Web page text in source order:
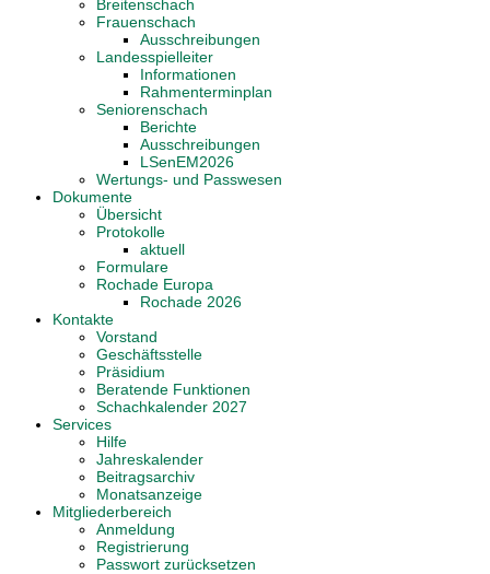
Breitenschach
Frauenschach
Ausschreibungen
Landesspielleiter
Informationen
Rahmenterminplan
Seniorenschach
Berichte
Ausschreibungen
LSenEM2026
Wertungs- und Passwesen
Dokumente
Übersicht
Protokolle
aktuell
Formulare
Rochade Europa
Rochade 2026
Kontakte
Vorstand
Geschäftsstelle
Präsidium
Beratende Funktionen
Schachkalender 2027
Services
Hilfe
Jahreskalender
Beitragsarchiv
Monatsanzeige
Mitgliederbereich
Anmeldung
Registrierung
Passwort zurücksetzen